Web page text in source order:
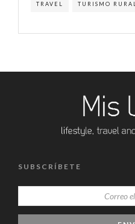
TRAVEL TURISMO RURAL
SUBSCRÍBETE